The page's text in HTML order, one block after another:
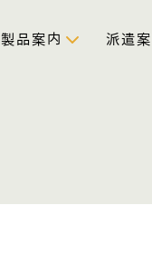
製品案内 派遣